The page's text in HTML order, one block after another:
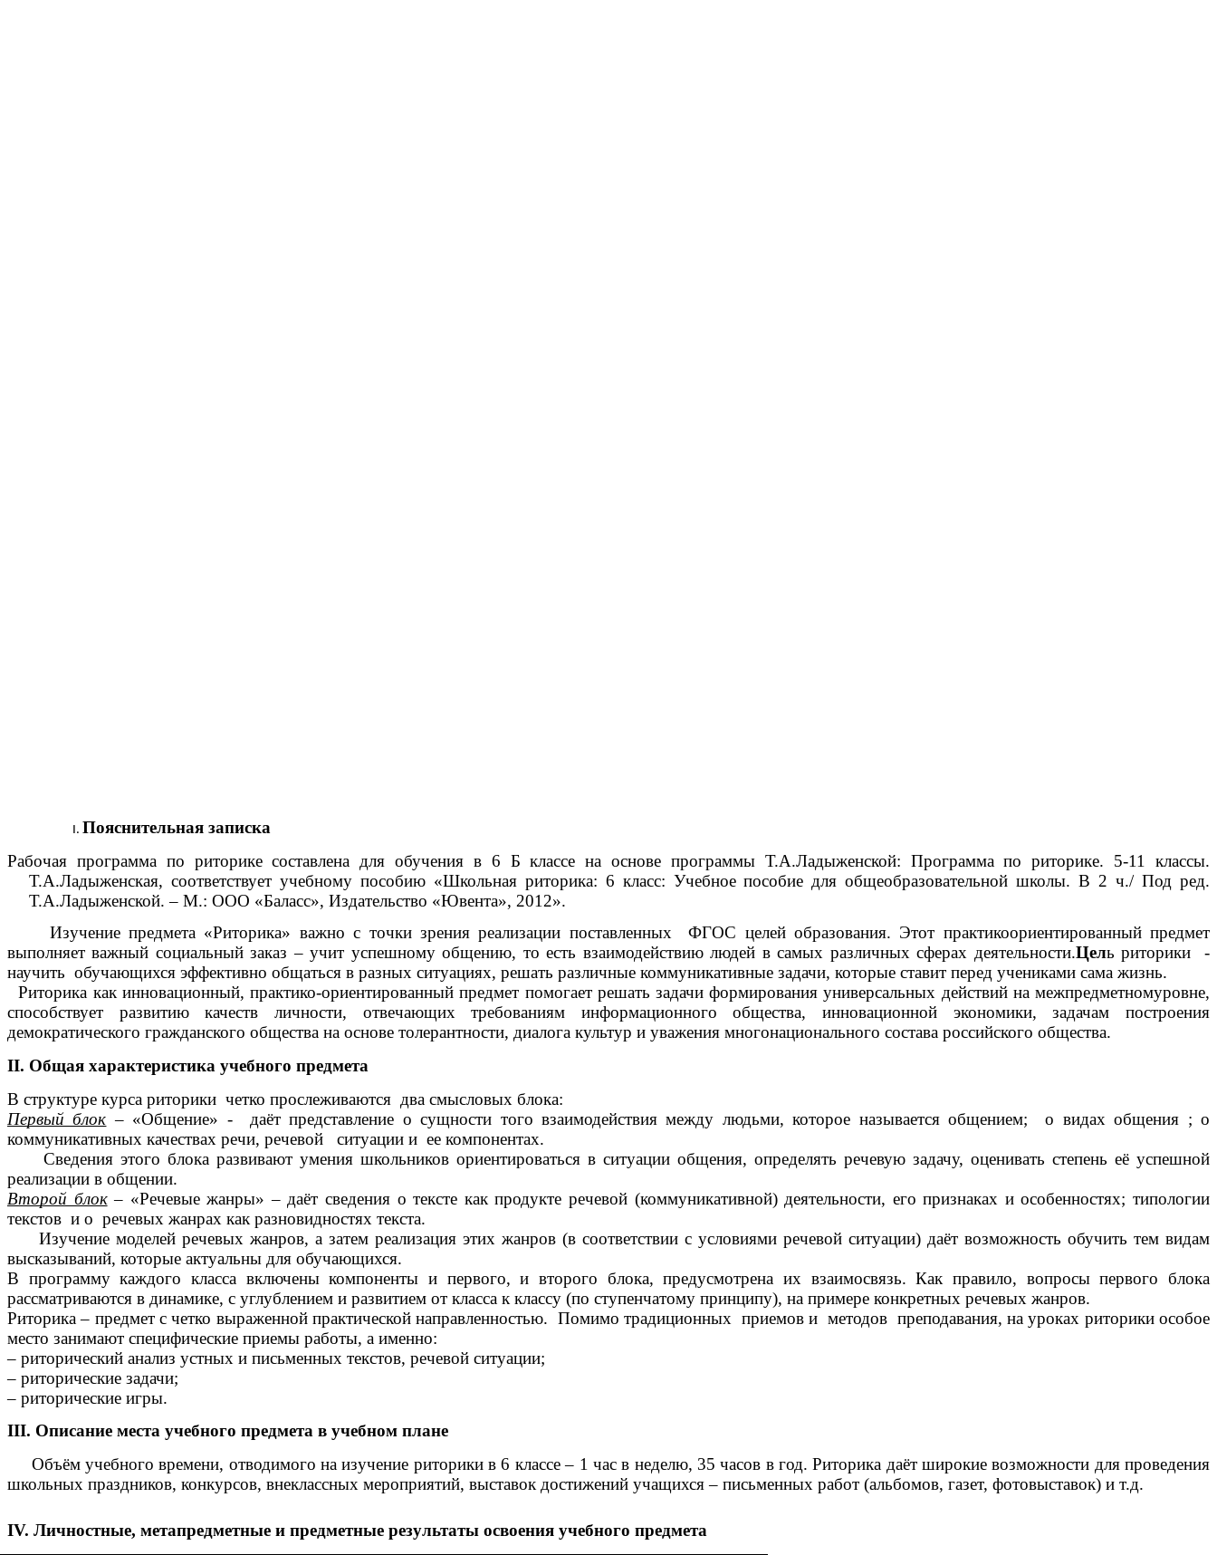
Пояснительная записка
Рабочая программа по риторике составлена для обучения в 6 Б классе на основе программы Т.А.Ладыженской: Программа по риторике. 5-11 классы.
Т.А.Ладыженская, соответствует учебному пособию «Школьная риторика: 6 класс: Учебное пособие для общеобразовательной школы. В 2 ч./ Под ред.
Т.А.Ладыженской. – М.: ООО «Баласс», Издательство «Ювента», 2012».
Изучение предмета «Риторика» важно с точки зрения реализации поставленных ФГОС целей образования. Этот практикоориентированный предмет
выполняет важный социальный заказ – учит успешному общению, то есть взаимодействию людей в самых различных сферах деятельности.Цель риторики -
научить обучающихся эффективно общаться в разных ситуациях, решать различные коммуникативные задачи, которые ставит перед учениками сама жизнь.
Риторика как инновационный, практико-ориентированный предмет помогает решать задачи формирования универсальных действий на межпредметномуровне,
способствует развитию качеств личности, отвечающих требованиям информационного общества, инновационной экономики, задачам построения
демократического гражданского общества на основе толерантности, диалога культур и уважения многонационального состава российского общества.
II. Общая характеристика учебного предмета
В структуре курса риторики четко прослеживаются два смысловых блока:
Первый блок – «Общение» - даёт представление о сущности того взаимодействия между людьми, которое называется общением;о видах общения ; о
коммуникативных качествах речи, речевой ситуации и ее компонентах.
Сведения этого блока развивают умения школьников ориентироваться в ситуации общения, определять речевую задачу, оценивать степень её успешной
реализации в общении.
Второй блок– «Речевые жанры» – даёт сведения о тексте как продукте речевой (коммуникативной) деятельности, его признаках и особенностях; типологии
текстов и о речевых жанрах как разновидностях текста.
Изучение моделей речевых жанров, а затем реализация этих жанров (в соответствии с условиями речевой ситуации) даёт возможность обучить тем видам
высказываний, которые актуальны для обучающихся.
В программу каждого класса включены компоненты и первого, и второго блока, предусмотрена их взаимосвязь. Как правило, вопросы первого блока
рассматриваются в динамике, с углублением и развитием от класса к классу (по ступенчатому принципу), на примере конкретных речевых жанров.
Риторика – предмет с четко выраженной практической направленностью. Помимо традиционных приемов и методов преподавания, на уроках риторики особое
место занимают специфические приемы работы, а именно:
– риторический анализ устных и письменных текстов, речевой ситуации;
– риторические задачи;
– риторические игры.
III. Описание места учебного предмета в учебном плане
Объём учебного времени, отводимого на изучение риторики в 6 классе – 1 час в неделю, 35 часов в год. Риторика даёт широкие возможности для проведения
школьных праздников, конкурсов, внеклассных мероприятий, выставок достижений учащихся – письменных работ (альбомов, газет, фотовыставок) и т.д.
IV. Личностные, метапредметные и предметные результаты освоения учебного предмета